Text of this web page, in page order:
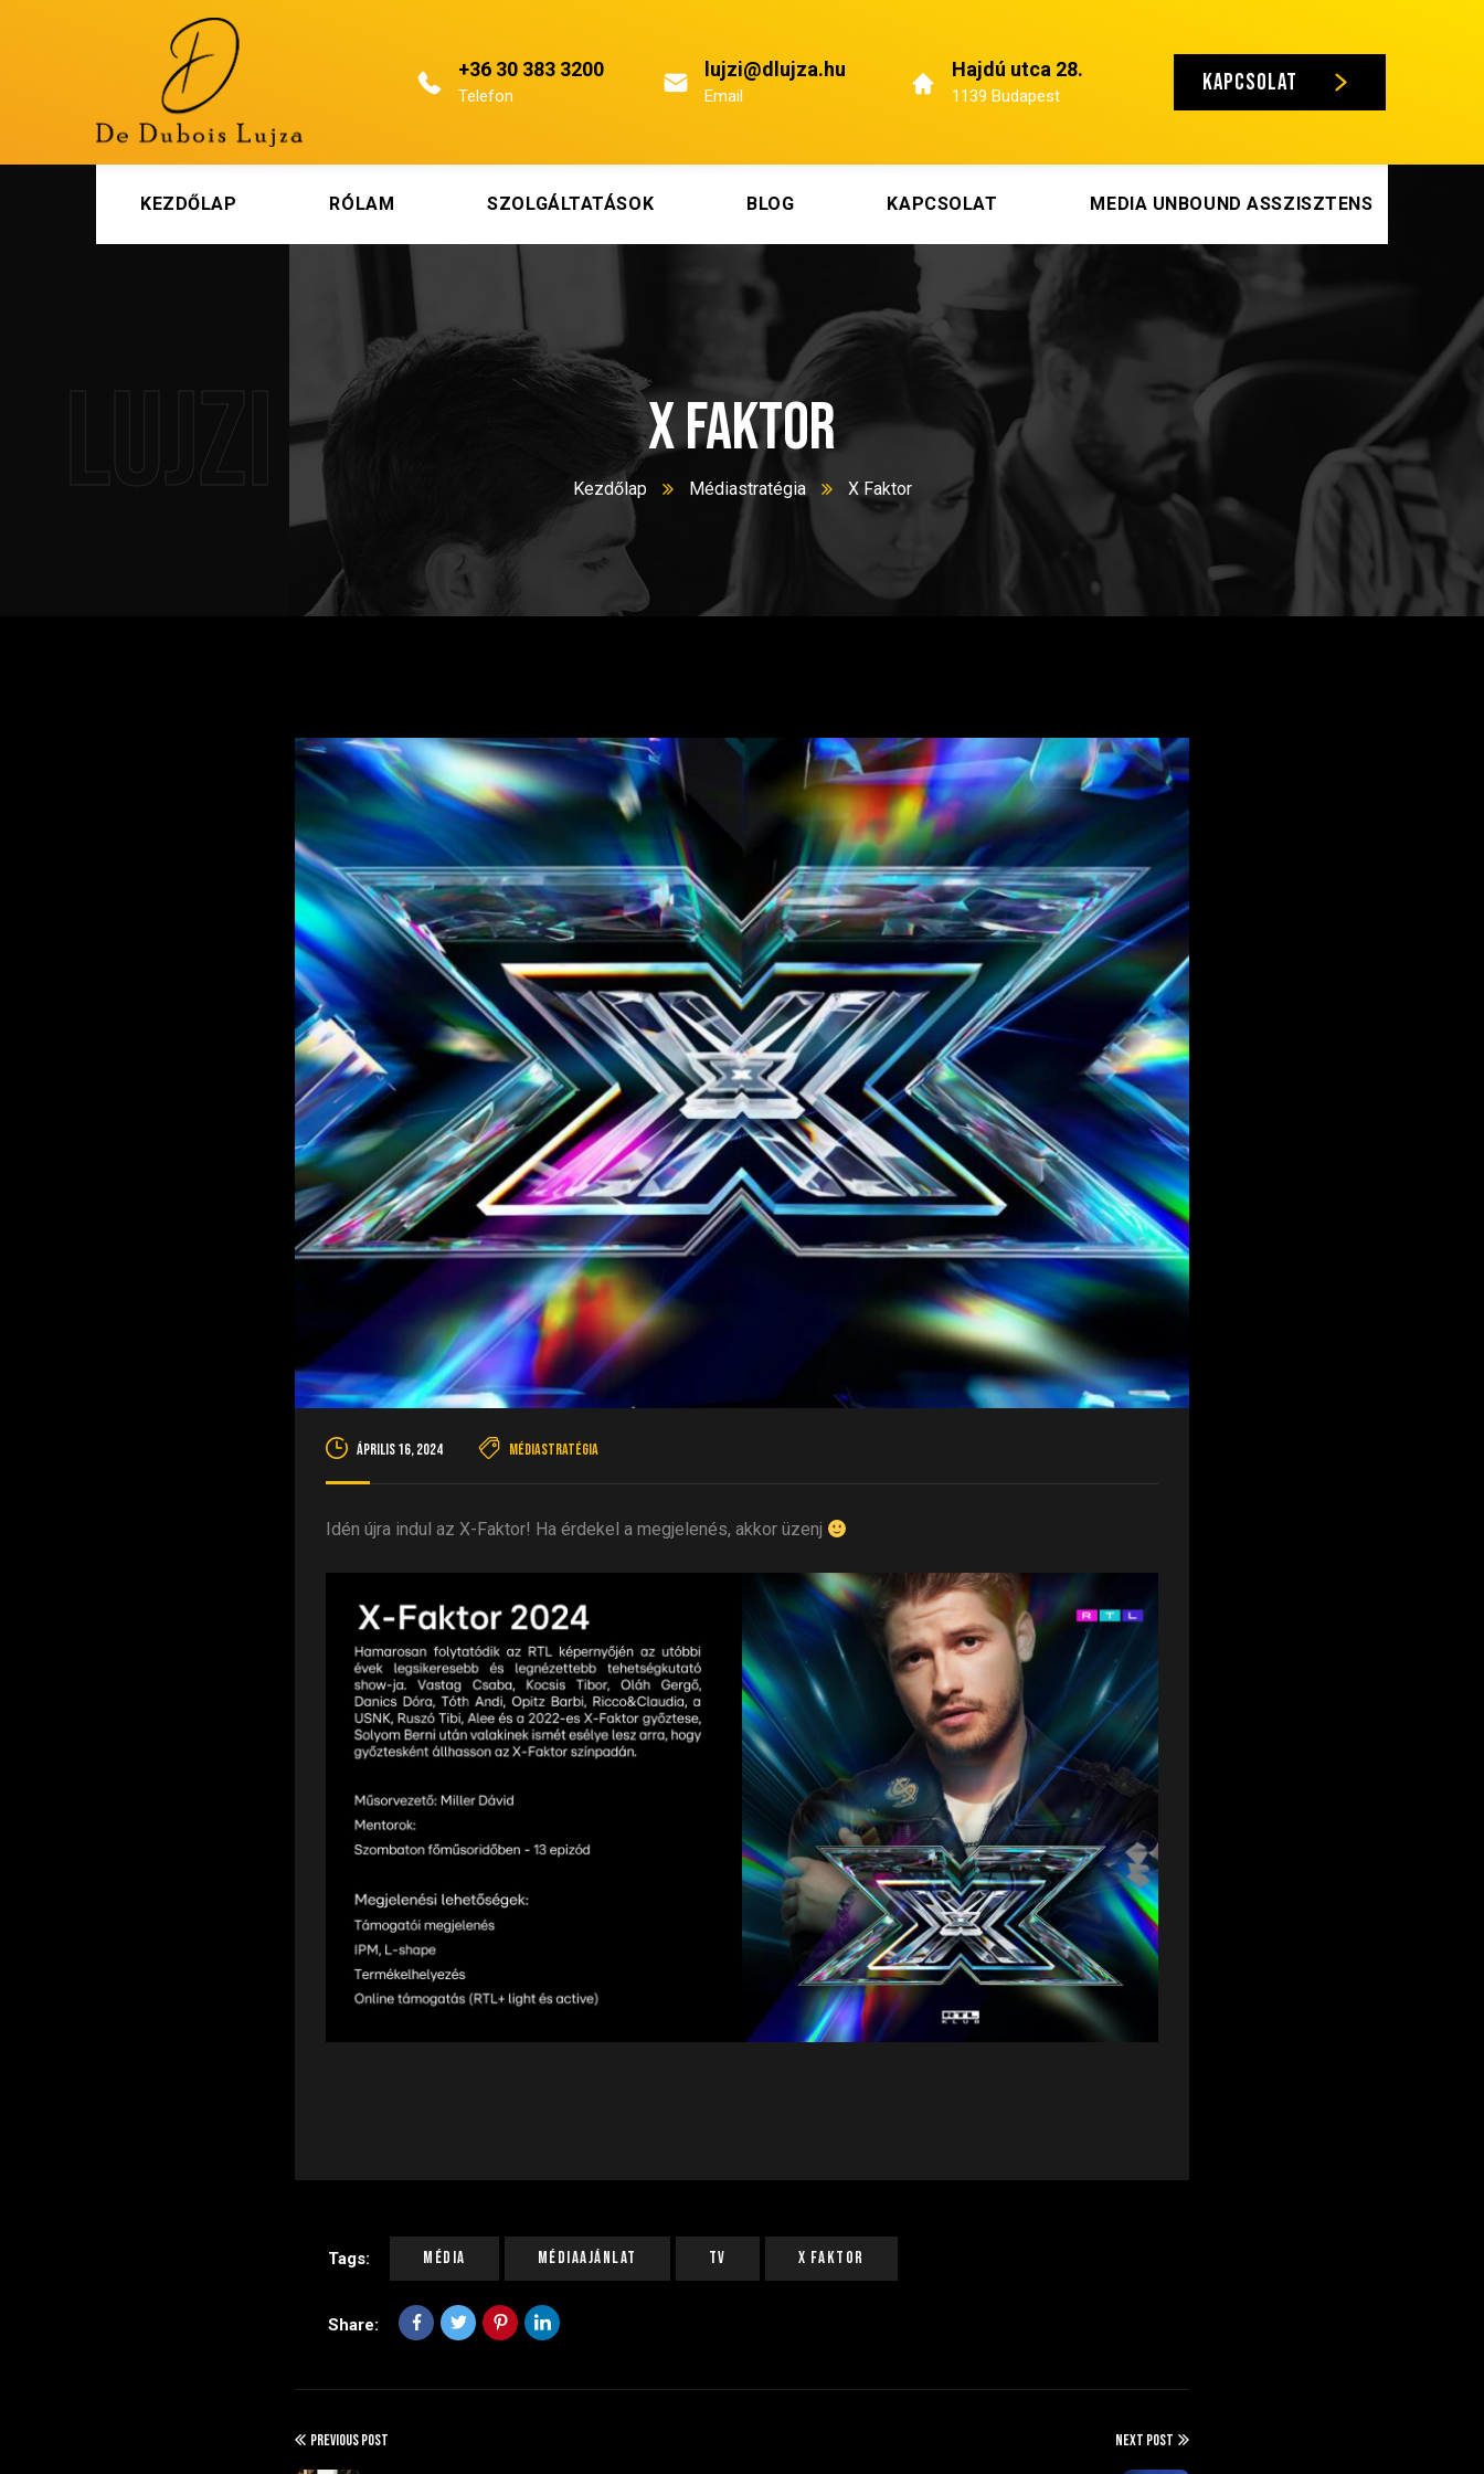
+36 30 383 3200
Telefon
lujzi@dlujza.hu
Email
Hajdú utca 28.
1139 Budapest
KAPCSOLAT
KEZDŐLAP RÓLAM SZOLGÁLTATÁSOK BLOG KAPCSOLAT MEDIA UNBOUND ASSZISZTENS
Lujzi X Faktor
Kezdőlap Médiastratégia X Faktor
április 16, 2024 Médiastratégia
Idén újra indul az X-Faktor! Ha érdekel a megjelenés, akkor üzenj
Tags: Média Médiaajánlat Tv X Faktor
Share:
PREVIOUS POST NEXT POST